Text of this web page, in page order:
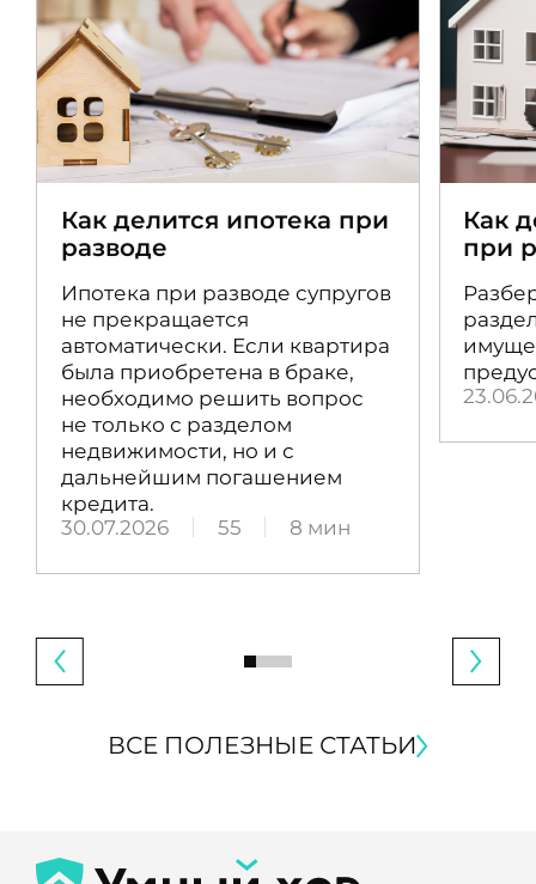
Как делится ипотека при
разводе
Ипотека при разводе супругов
не прекращается
автоматически. Если квартира
была приобретена в браке,
необходимо решить вопрос
не только с разделом
недвижимости, но и с
дальнейшим погашением
кредита.
30.07.2026
55 8 мин
Как
при
ВСЕ ПОЛЕЗНЫЕ СТАТЬИ